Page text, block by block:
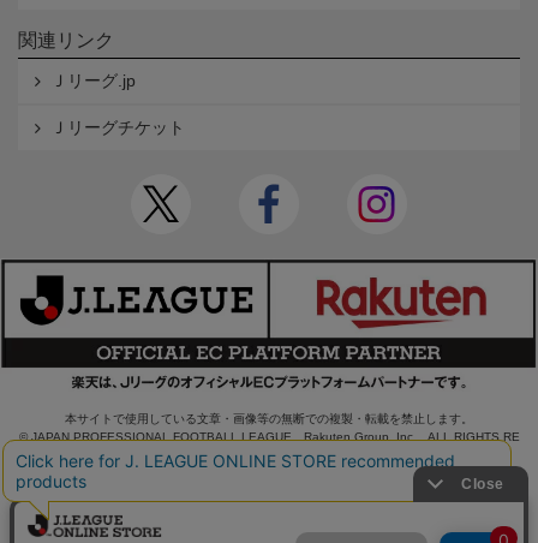
関連リンク
Ｊリーグ.jp
Ｊリーグチケット
本サイトで使用している文章・画像等の無断での複製・転載を禁止します。
© JAPAN PROFESSIONAL FOOTBALL LEAGUE Rakuten Group, Inc. ALL RIGHTS RE
SERVED.